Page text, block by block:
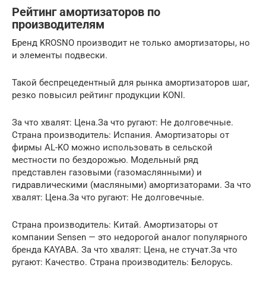
Рейтинг амортизаторов по
производителям
Бренд KROSNO производит не только амортизаторы, но
и элементы подвески.
Такой беспрецедентный для рынка амортизаторов шаг,
резко повысил рейтинг продукции KONI.
За что хвалят: Цена.За что ругают: Не долговечные.
Страна производитель: Испания. Амортизаторы от
фирмы AL-KO можно использовать в сельской
местности по бездорожью. Модельный ряд
представлен газовыми (газомаслянными) и
гидравлическими (масляными) амортизаторами. За что
хвалят: Цена.За что ругают: Не долговечные.
Страна производитель: Китай. Амортизаторы от
компании Sensen — это недорогой аналог популярного
бренда KAYABA. За что хвалят: Цена, не стучат.За что
ругают: Качество. Страна производитель: Белорусь.